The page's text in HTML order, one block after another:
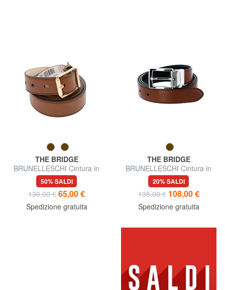
THE BRIDGE
BRUNELLESCHI Cintura in
pelle, accorciabile
50% SALDI
130,00 € 65,00 €
Spedizione gratuita
THE BRIDGE
BRUNELLESCHI Cintura in
pelle double face
20% SALDI
135,00 € 108,00 €
Spedizione gratuita